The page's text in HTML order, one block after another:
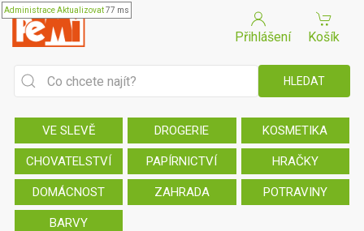
AdministraceAktualizovat77 ms
Přihlášení Košík
VE SLEVĚ DROGERIE KOSMETIKA
CHOVATELSTVÍ PAPÍRNICTVÍ HRAČKY
DOMÁCNOST ZAHRADA POTRAVINY
BARVY